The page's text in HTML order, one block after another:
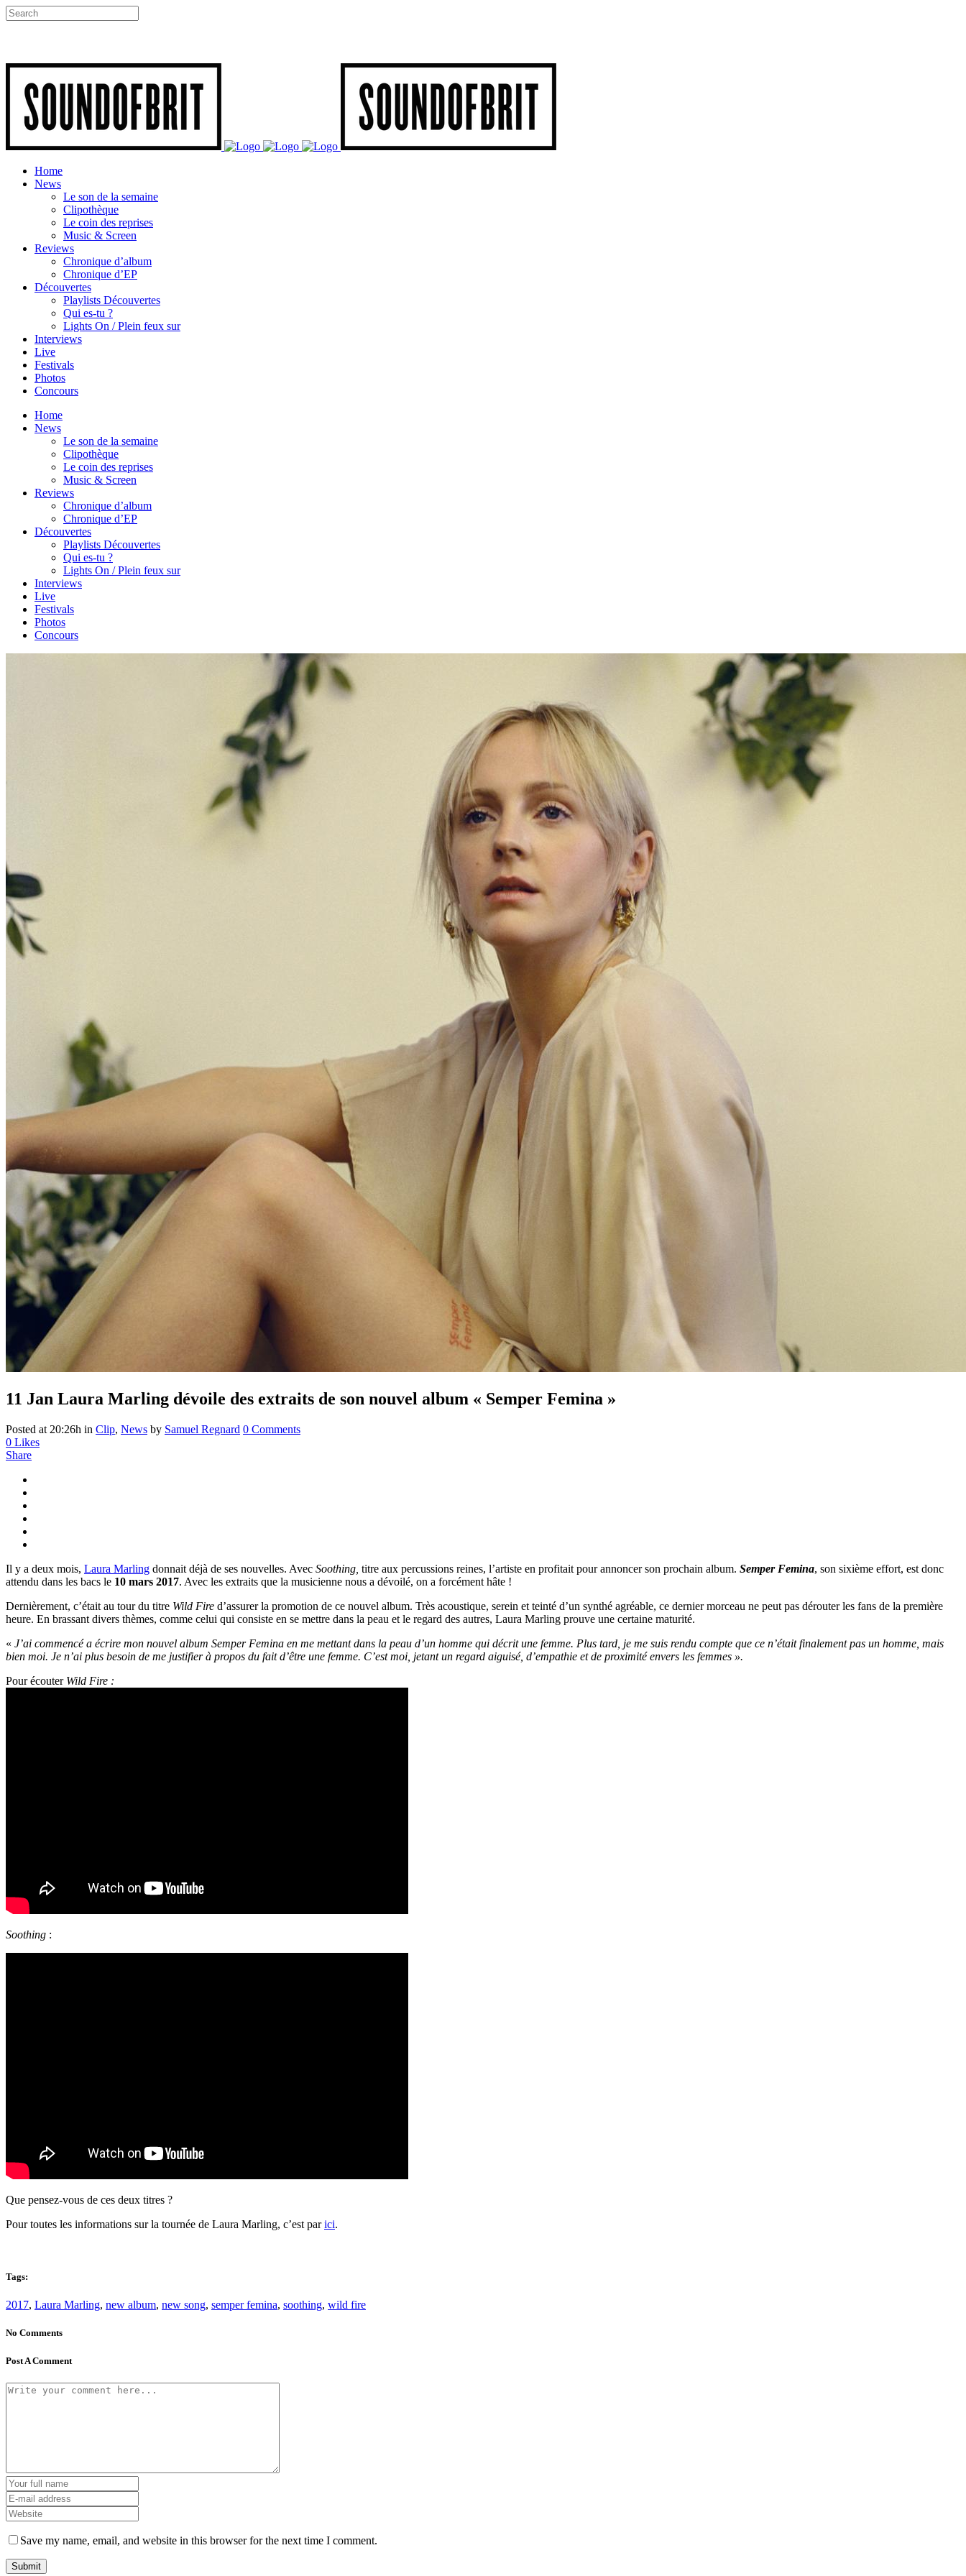
Home
News
Le son de la semaine
Clipothèque
Le coin des reprises
Music & Screen
Reviews
Chronique d’album
Chronique d’EP
Découvertes
Playlists Découvertes
Qui es-tu ?
Lights On / Plein feux sur
Interviews
Live
Festivals
Photos
Concours
Home
News
Le son de la semaine
Clipothèque
Le coin des reprises
Music & Screen
Reviews
Chronique d’album
Chronique d’EP
Découvertes
Playlists Découvertes
Qui es-tu ?
Lights On / Plein feux sur
Interviews
Live
Festivals
Photos
Concours
11 Jan Laura Marling dévoile des extraits de son nouvel album « Semper Femina »
Posted at 20:26h in Clip, News by Samuel Regnard 0 Comments
0 Likes
Share
Il y a deux mois, Laura Marling donnait déjà de ses nouvelles. Avec Soothing, titre aux percussions reines, l’artiste en profitait pour annoncer son prochain album. Semper Femina, son sixième effort, est donc
attendu dans les bacs le 10 mars 2017. Avec les extraits que la musicienne nous a dévoilé, on a forcément hâte !
Dernièrement, c’était au tour du titre Wild Fire d’assurer la promotion de ce nouvel album. Très acoustique, serein et teinté d’un synthé agréable, ce dernier morceau ne peut pas dérouter les fans de la première
heure. En brassant divers thèmes, comme celui qui consiste en se mettre dans la peau et le regard des autres, Laura Marling prouve une certaine maturité.
« J’ai commencé a écrire mon nouvel album Semper Femina en me mettant dans la peau d’un homme qui décrit une femme. Plus tard, je me suis rendu compte que ce n’était finalement pas un homme, mais
bien moi. Je n’ai plus besoin de me justifier à propos du fait d’être une femme. C’est moi, jetant un regard aiguisé, d’empathie et de proximité envers les femmes ».
Pour écouter Wild Fire :
Soothing :
Que pensez-vous de ces deux titres ?
Pour toutes les informations sur la tournée de Laura Marling, c’est parici.
Tags:
2017, Laura Marling, new album, new song, semper femina, soothing, wild fire
No Comments
Post A Comment
Save my name, email, and website in this browser for the next time I comment.